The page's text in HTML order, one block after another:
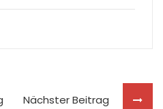
Nächster Beitrag